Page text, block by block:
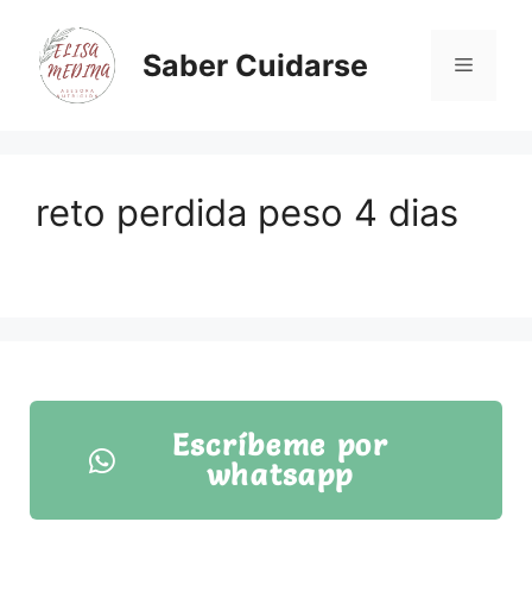
Saber Cuidarse
reto perdida peso 4 dias
Escríbeme por
whatsapp